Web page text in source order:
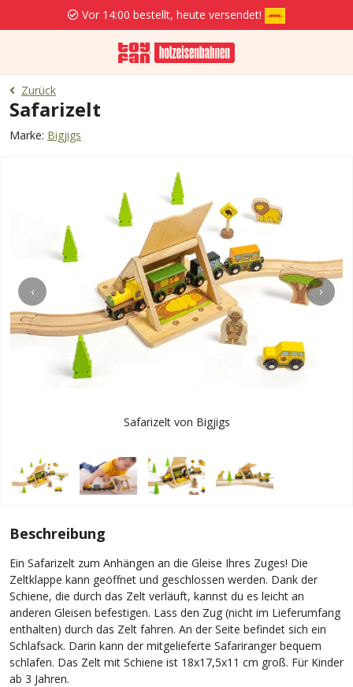
Vor 14:00 bestellt, heute versendet!
Zurück
Safarizelt
Marke: Bigjigs
‹ ›
Safarizelt von Bigjigs
Beschreibung
Ein Safarizelt zum Anhängen an die Gleise Ihres Zuges! Die
Zeltklappe kann geöffnet und geschlossen werden. Dank der
Schiene, die durch das Zelt verläuft, kannst du es leicht an
anderen Gleisen befestigen. Lass den Zug (nicht im Lieferumfang
enthalten) durch das Zelt fahren. An der Seite befindet sich ein
Schlafsack. Darin kann der mitgelieferte Safariranger bequem
schlafen. Das Zelt mit Schiene ist 18x17,5x11 cm groß. Für Kinder
ab 3 Jahren.